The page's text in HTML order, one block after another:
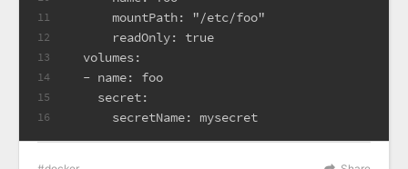
11
12
13
14
15
16
      mountPath: "/etc/foo"
      readOnly: true
  volumes:
  - name: foo
    secret:
      secretName: mysecret